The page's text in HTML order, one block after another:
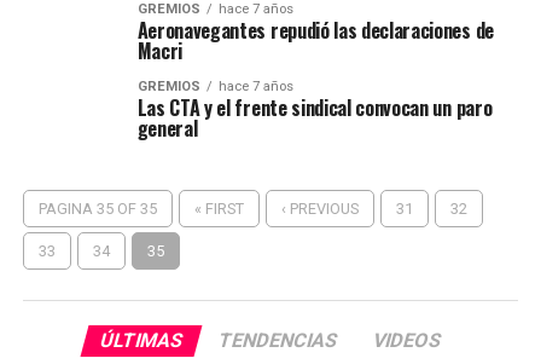
GREMIOS hace 7 años
Aeronavegantes repudió las declaraciones de
Macri
GREMIOS hace 7 años
Las CTA y el frente sindical convocan un paro
general
PAGINA 35 OF 35 « FIRST ‹ PREVIOUS 31 32
33 34 35
ÚLTIMAS TENDENCIAS VIDEOS